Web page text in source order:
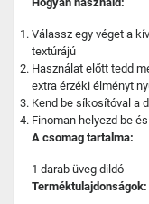
Válassz egy véget a
textúrájú
Használat előtt tedd
extra érzéki élményt
Kend be síkosítóval a
Finoman helyezd be
A csomag tartalma:
1 darab üveg dildó
Terméktulajdonságok: